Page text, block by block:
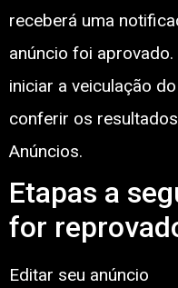
receberá uma
anúncio foi
iniciar a veiculação
conferir os
Anúncios.
Etapas a
for
Editar seu anúncio